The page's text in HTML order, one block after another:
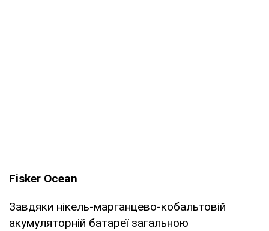
Fisker Ocean
Завдяки нікель-марганцево-кобальтовій
акумуляторній батареї загальною